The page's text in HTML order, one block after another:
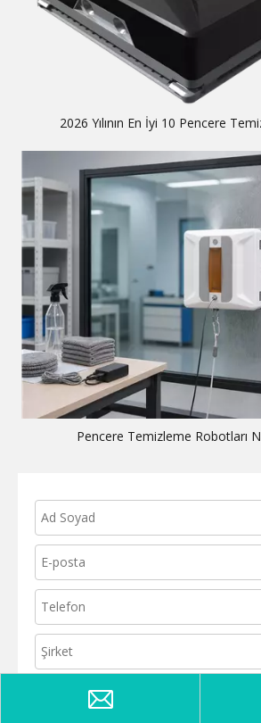
2026 Yılının En İyi 10 Pencere
Pencere Temizleme Robotları